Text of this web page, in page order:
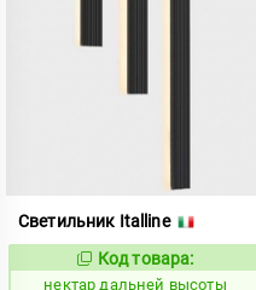
Светильник Italline
Код:
1128007
Код товара:
нектар дальней высоты